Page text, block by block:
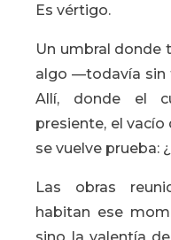
Es vértigo.
Un umbral donde
algo —todavía sin
Allí, donde el
presiente, el vacío
se vuelve prueba:
Las obras
habitan ese